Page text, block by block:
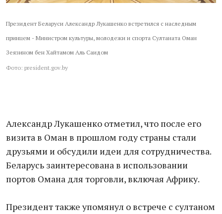
Президент Беларуси Александр Лукашенко встретился с наследным
принцем - Министром культуры, молодежи и спорта Султаната Оман
Зеязином бен Хайтамом Аль Саидом
Фото: president.gov.by
Александр Лукашенко отметил, что после его
визита в Оман в прошлом году страны стали
друзьями и обсудили идеи для сотрудничества.
Беларусь заинтересована в использовании
портов Омана для торговли, включая Африку.
Президент также упомянул о встрече с султаном